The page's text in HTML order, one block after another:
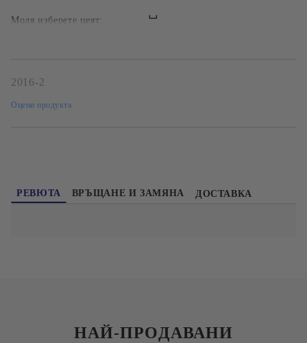
Моля изберете цеят:
2016-2
Оцени продукта
РЕВЮТА ВРЪЩАНЕ И ЗАМЯНА ДОСТАВКА
НАЙ-ПРОДАВАНИ